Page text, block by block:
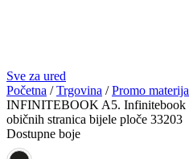
Sve za ured
Početna /Trgovina /Promo
INFINITEBOOK A5. Infinitebook
običnih stranica bijele ploče 33203
Dostupne boje